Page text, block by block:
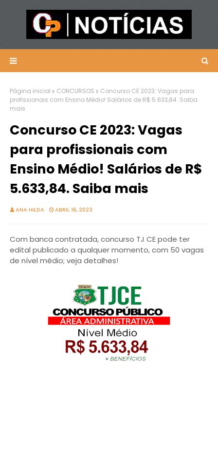
Página inicial CONCURSOS
Concurso CE 2023: Vagas para
profissionais com Ensino Médio! Salários de R$ 5.633,84. Saiba
mais
Concurso CE 2023: Vagas
para profissionais com
Ensino Médio! Salários de R$
5.633,84. Saiba mais
ANA HILDA ABRIL 16, 2023
Com banca contratada, concurso TJ CE pode ter
edital publicado a qualquer momento, com 50 vagas
de nível médio; veja detalhes!